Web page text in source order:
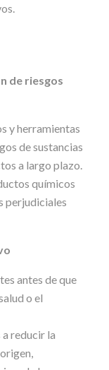
de riesgos
y herramientas
de sustancias
a largo plazo.
químicos
perjudiciales
antes de que
o el
reducir la